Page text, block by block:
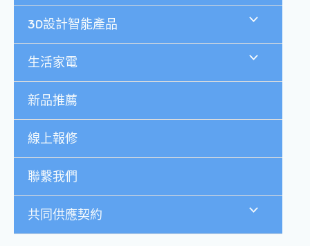
3D設計智能產品
生活家電
新品推薦
線上報修
聯繫我們
共同供應契約